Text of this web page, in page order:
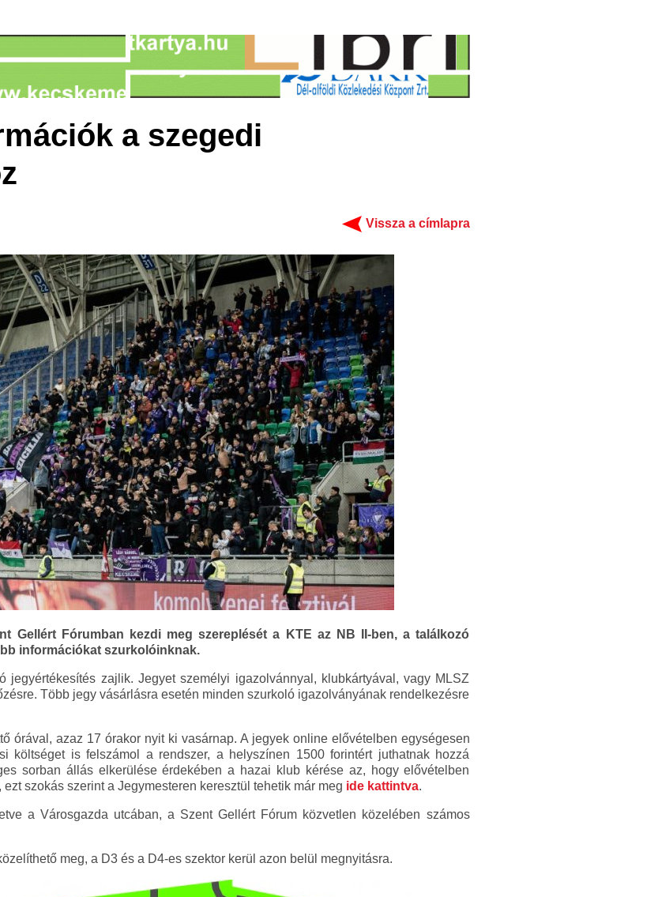
a szegedi
Vissza a címlapra
Gellért Fórumban kezdi meg szereplését a KTE az NB II-ben, a találkozó
információkat szurkolóinknak.
jegyértékesítés zajlik. Jegyet személyi igazolvánnyal, klubkártyával, vagy MLSZ
Több jegy vásárlásra esetén minden szurkoló igazolványának rendelkezésre
órával, azaz 17 órakor nyit ki vasárnap. A jegyek online elővételben egységesen
költséget is felszámol a rendszer, a helyszínen 1500 forintért juthatnak hozzá
sorban állás elkerülése érdekében a hazai klub kérése az, hogy elővételben
szokás szerint a Jegymesteren keresztül tehetik már meg ide kattintva.
a Városgazda utcában, a Szent Gellért Fórum közvetlen közelében számos
meg, a D3 és a D4-es szektor kerül azon belül megnyitásra.